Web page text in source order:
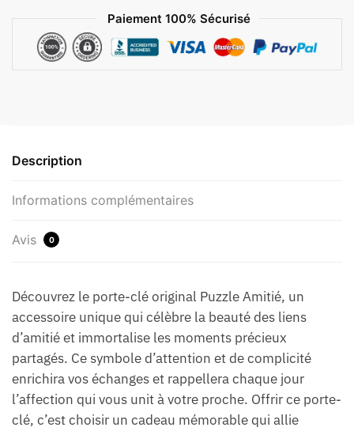
Paiement 100% Sécurisé
Description
Informations complémentaires
Avis 0
Découvrez le porte-clé original Puzzle Amitié, un
accessoire unique qui célèbre la beauté des liens
d’amitié et immortalise les moments précieux
partagés. Ce symbole d’attention et de complicité
enrichira vos échanges et rappellera chaque jour
l’affection qui vous unit à votre proche. Offrir ce porte-
clé, c’est choisir un cadeau mémorable qui allie